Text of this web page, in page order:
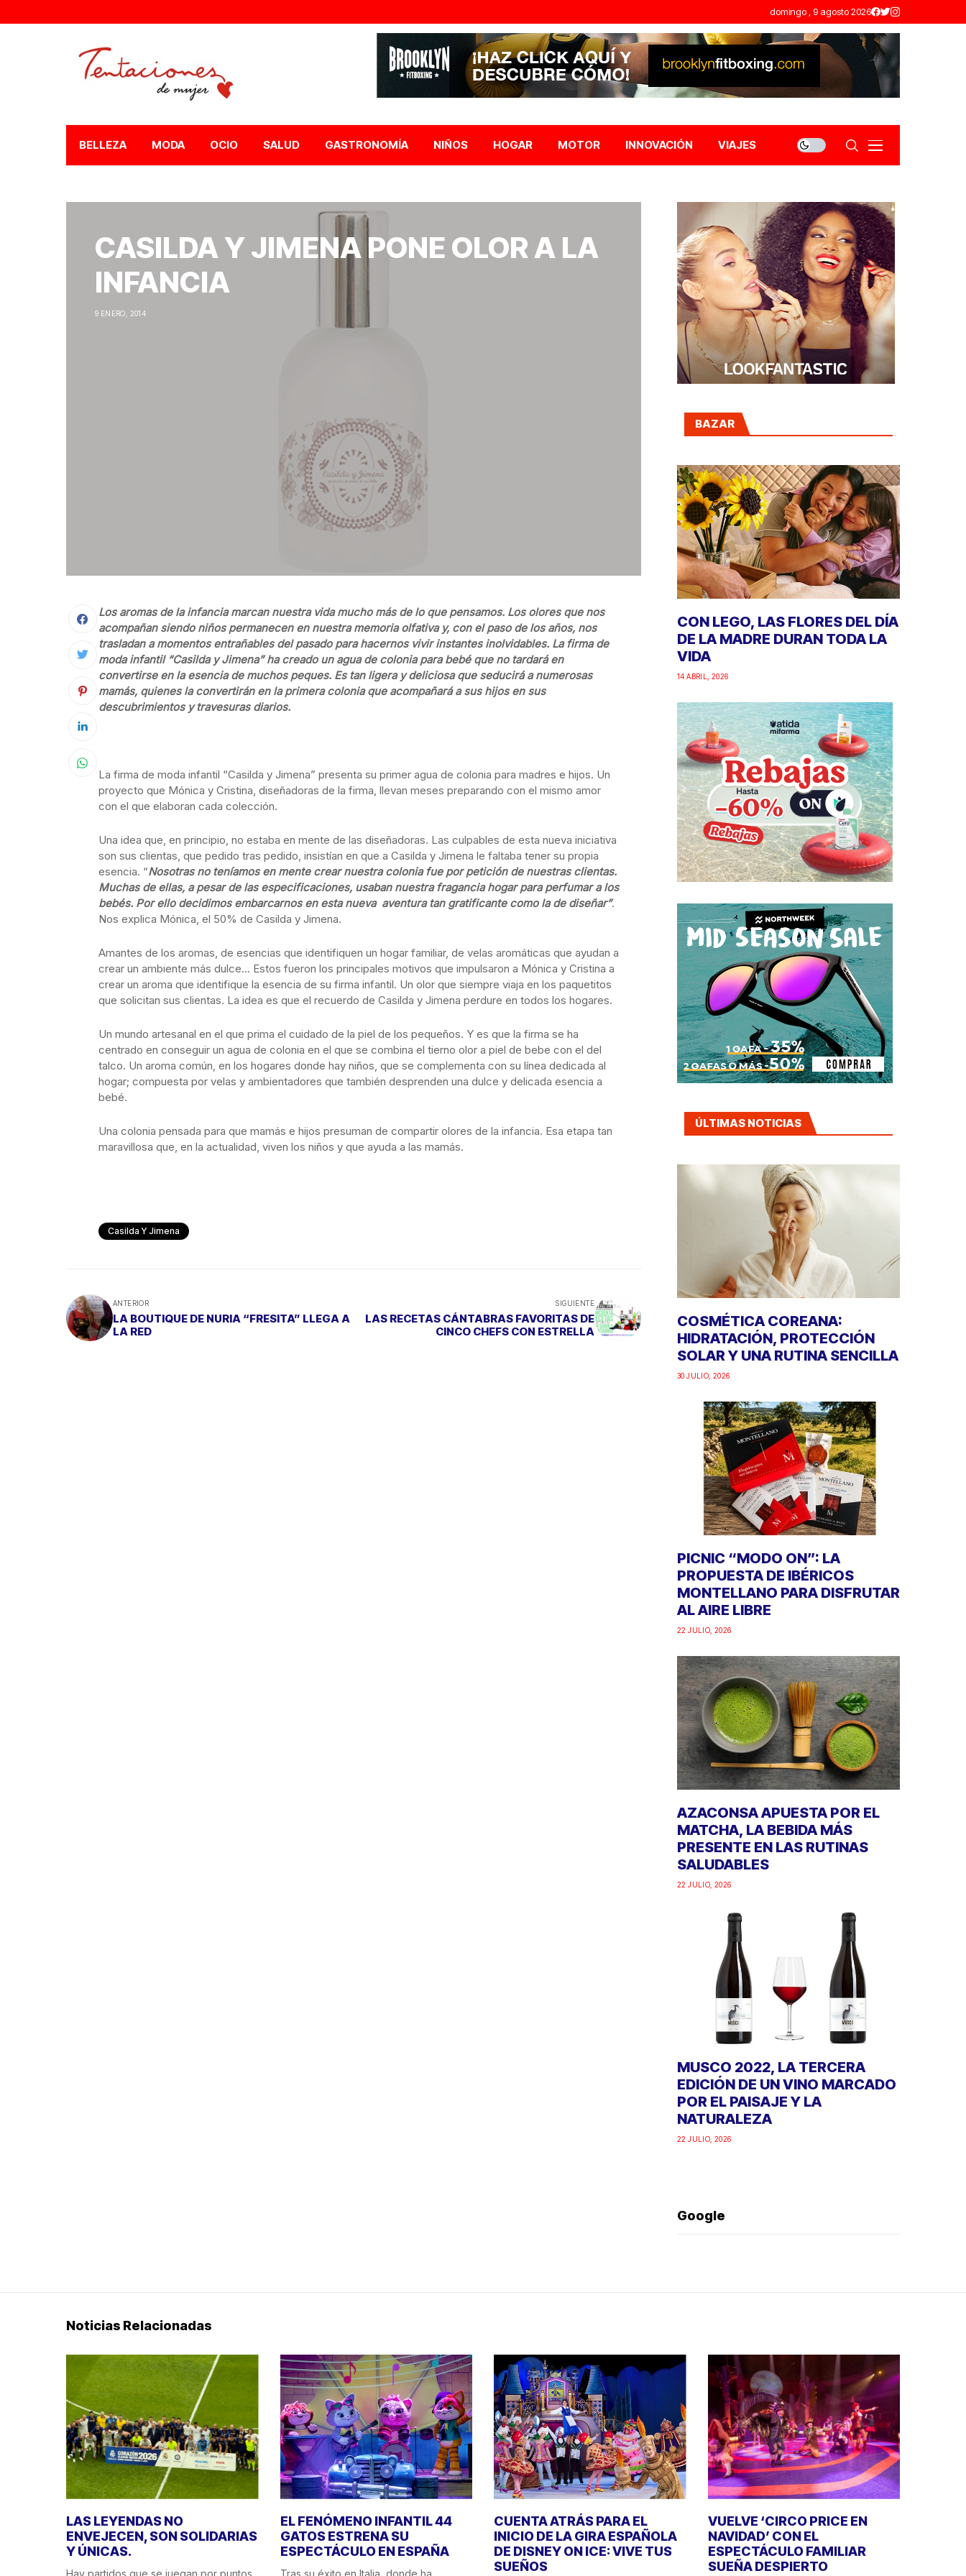
domingo , 9 agosto 2026
BELLEZA MODA OCIO SALUD GASTRONOMÍA NIÑOS HOGAR MOTOR INNOVACIÓN VIAJES
CASILDA Y JIMENA PONE OLOR A LA
INFANCIA
9 ENERO, 2014
Los aromas de la infancia marcan nuestra vida mucho más de lo que pensamos. Los olores que nos
acompañan siendo niños permanecen en nuestra memoria olfativa y, con el paso de los años, nos
trasladan a momentos entrañables del pasado para hacernos vivir instantes inolvidables. La firma de
moda infantil “Casilda y Jimena” ha creado un agua de colonia para bebé que no tardará en
convertirse en la esencia de muchos peques. Es tan ligera y deliciosa que seducirá a numerosas
mamás, quienes la convertirán en la primera colonia que acompañará a sus hijos en sus
descubrimientos y travesuras diarios.
La firma de moda infantil “Casilda y Jimena” presenta su primer agua de colonia para madres e hijos. Un
proyecto que Mónica y Cristina, diseñadoras de la firma, llevan meses preparando con el mismo amor
con el que elaboran cada colección.
Una idea que, en principio, no estaba en mente de las diseñadoras. Las culpables de esta nueva iniciativa
son sus clientas, que pedido tras pedido, insistían en que a Casilda y Jimena le faltaba tener su propia
esencia. “Nosotras no teníamos en mente crear nuestra colonia fue por petición de nuestras clientas.
Muchas de ellas, a pesar de las especificaciones, usaban nuestra fragancia hogar para perfumar a los
bebés. Por ello decidimos embarcarnos en esta nueva aventura tan gratificante como la de diseñar”.
Nos explica Mónica, el 50% de Casilda y Jimena.
Amantes de los aromas, de esencias que identifiquen un hogar familiar, de velas aromáticas que ayudan a
crear un ambiente más dulce… Estos fueron los principales motivos que impulsaron a Mónica y Cristina a
crear un aroma que identifique la esencia de su firma infantil. Un olor que siempre viaja en los paquetitos
que solicitan sus clientas. La idea es que el recuerdo de Casilda y Jimena perdure en todos los hogares.
Un mundo artesanal en el que prima el cuidado de la piel de los pequeños. Y es que la firma se ha
centrado en conseguir un agua de colonia en el que se combina el tierno olor a piel de bebe con el del
talco. Un aroma común, en los hogares donde hay niños, que se complementa con su línea dedicada al
hogar; compuesta por velas y ambientadores que también desprenden una dulce y delicada esencia a
bebé.
Una colonia pensada para que mamás e hijos presuman de compartir olores de la infancia. Esa etapa tan
maravillosa que, en la actualidad, viven los niños y que ayuda a las mamás.
Casilda Y Jimena
ANTERIOR
LA BOUTIQUE DE NURIA “FRESITA” LLEGA A
LA RED
SIGUIENTE
LAS RECETAS CÁNTABRAS FAVORITAS DE
CINCO CHEFS CON ESTRELLA
BAZAR
CON LEGO, LAS FLORES DEL DÍA
DE LA MADRE DURAN TODA LA
VIDA
14 ABRIL, 2026
ÚLTIMAS NOTICIAS
COSMÉTICA COREANA:
HIDRATACIÓN, PROTECCIÓN
SOLAR Y UNA RUTINA SENCILLA
30 JULIO, 2026
PICNIC “MODO ON”: LA
PROPUESTA DE IBÉRICOS
MONTELLANO PARA DISFRUTAR
AL AIRE LIBRE
22 JULIO, 2026
AZACONSA APUESTA POR EL
MATCHA, LA BEBIDA MÁS
PRESENTE EN LAS RUTINAS
SALUDABLES
22 JULIO, 2026
MUSCO 2022, LA TERCERA
EDICIÓN DE UN VINO MARCADO
POR EL PAISAJE Y LA
NATURALEZA
22 JULIO, 2026
Google
Noticias Relacionadas
LAS LEYENDAS NO
ENVEJECEN, SON SOLIDARIAS
Y ÚNICAS.
Hay partidos que se juegan por puntos.
EL FENÓMENO INFANTIL 44
GATOS ESTRENA SU
ESPECTÁCULO EN ESPAÑA
Tras su éxito en Italia, donde ha
CUENTA ATRÁS PARA EL
INICIO DE LA GIRA ESPAÑOLA
DE DISNEY ON ICE: VIVE TUS
SUEÑOS
VUELVE ‘CIRCO PRICE EN
NAVIDAD’ CON EL
ESPECTÁCULO FAMILIAR
SUEÑA DESPIERTO